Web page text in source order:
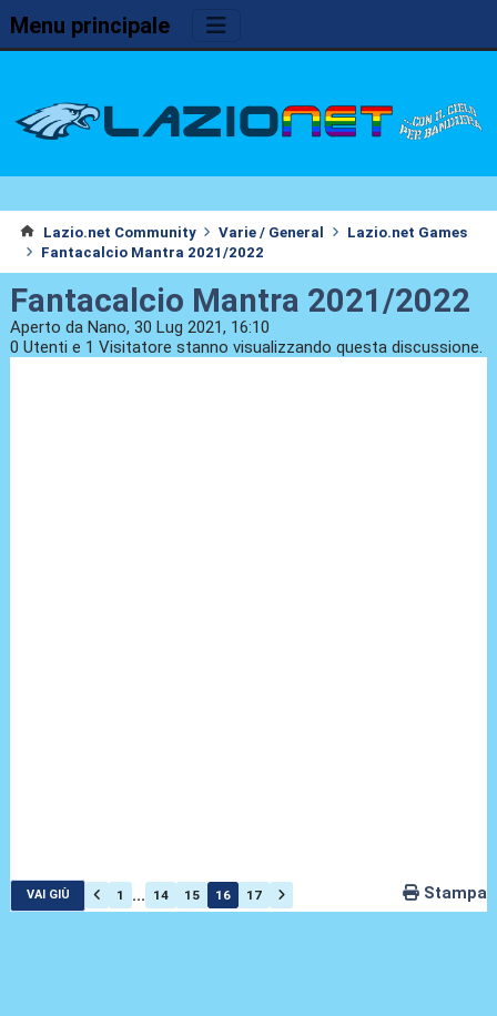
Menu principale
Lazio.net Community Varie / General
Lazio.net Games
Fantacalcio Mantra 2021/2022
Fantacalcio Mantra 2021/2022
Aperto da Nano, 30 Lug 2021, 16:10
0 Utenti e 1 Visitatore stanno visualizzando questa discussione.
VAI GIÙ 1 ... 14 15 16 17 Stampa